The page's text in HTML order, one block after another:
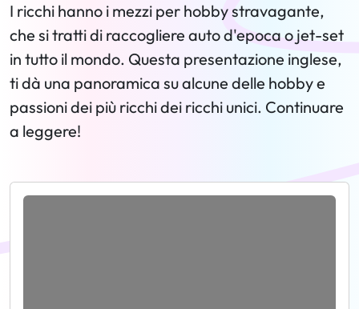
I ricchi hanno i mezzi per hobby stravagante,
che si tratti di raccogliere auto d'epoca o jet-set
in tutto il mondo. Questa presentazione inglese,
ti dà una panoramica su alcune delle hobby e
passioni dei più ricchi dei ricchi unici. Continuare
a leggere!